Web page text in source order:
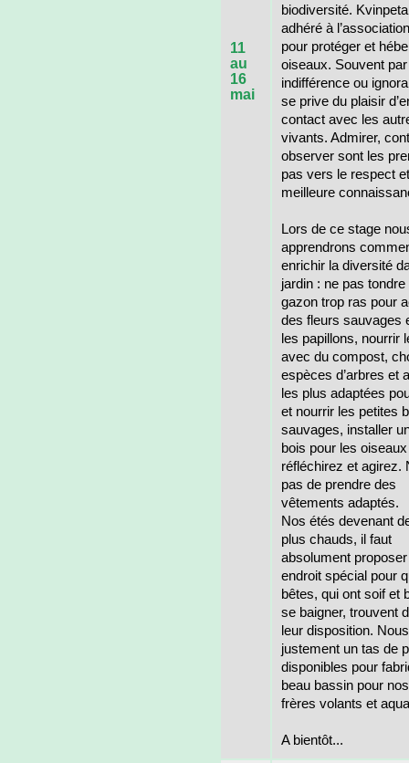
11
au
16
mai
biodiversité.
adhéré à
pour protéger et
oiseaux. Souvent par
indifférence ou
se prive du plaisir
contact avec les
vivants. Admirer,
observer sont les
pas vers le respect
meilleure
Lors de ce stage
apprendrons
enrichir la diversité
jardin : ne pas tondre
gazon trop ras pour
des fleurs sauvages
les papillons, nourrir
avec du compost,
espèces d’arbres et
les plus adaptées
et nourrir les petites
sauvages, installer
bois pour les
réfléchirez et agirez.
pas de prendre des
vêtements adaptés.
Nos étés devenant
plus chauds, il faut
absolument
endroit spécial pour
bêtes, qui ont soif et
se baigner, trouvent
leur disposition.
justement un tas de
disponibles pour
beau bassin pour
frères volants et
A bientôt...